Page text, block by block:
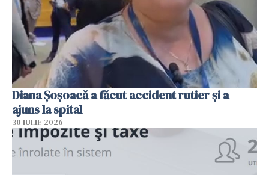
Diana Șoșoacă a făcut accident rutier și a
ajuns la spital
30 IULIE 2026